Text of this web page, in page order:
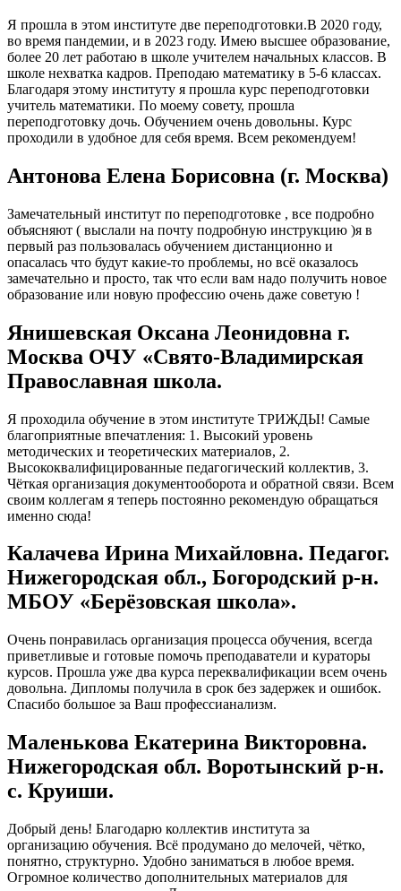
Я прошла в этом институте две переподготовки.В 2020 году,
во время пандемии, и в 2023 году. Имею высшее образование,
более 20 лет работаю в школе учителем начальных классов. В
школе нехватка кадров. Преподаю математику в 5-6 классах.
Благодаря этому институту я прошла курс переподготовки
учитель математики. По моему совету, прошла
переподготовку дочь. Обучением очень довольны. Курс
проходили в удобное для себя время. Всем рекомендуем!
Антонова Елена Борисовна (г. Москва)
Замечательный институт по переподготовке , все подробно
объясняют ( выслали на почту подробную инструкцию )я в
первый раз пользовалась обучением дистанционно и
опасалась что будут какие-то проблемы, но всё оказалось
замечательно и просто, так что если вам надо получить новое
образование или новую профессию очень даже советую !
Янишевская Оксана Леонидовна г.
Москва ОЧУ «Свято-Владимирская
Православная школа.
Я проходила обучение в этом институте ТРИЖДЫ! Самые
благоприятные впечатления: 1. Высокий уровень
методических и теоретических материалов, 2.
Высококвалифицированные педагогический коллектив, 3.
Чёткая организация документооборота и обратной связи. Всем
своим коллегам я теперь постоянно рекомендую обращаться
именно сюда!
Калачева Ирина Михайловна. Педагог.
Нижегородская обл., Богородский р-н.
МБОУ «Берёзовская школа».
Очень понравилась организация процесса обучения, всегда
приветливые и готовые помочь преподаватели и кураторы
курсов. Прошла уже два курса переквалификации всем очень
довольна. Дипломы получила в срок без задержек и ошибок.
Спасибо большое за Ваш профессианализм.
Маленькова Екатерина Викторовна.
Нижегородская обл. Воротынский р-н.
с. Круиши.
Добрый день! Благодарю коллектив института за
организацию обучения. Всё продумано до мелочей, чётко,
понятно, структурно. Удобно заниматься в любое время.
Огромное количество дополнительных материалов для